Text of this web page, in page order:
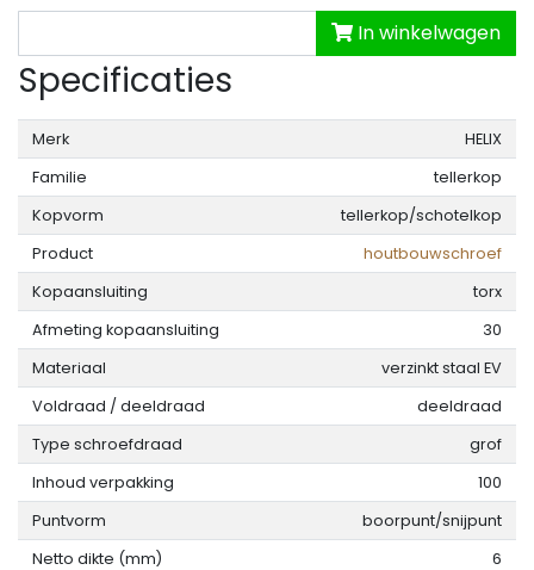
In winkelwagen
Specificaties
Merk
HELIX
Familie
tellerkop
Kopvorm
tellerkop/schotelkop
Product
houtbouwschroef
Kopaansluiting
torx
Afmeting kopaansluiting
30
Materiaal
verzinkt staal EV
Voldraad / deeldraad
deeldraad
Type schroefdraad
grof
Inhoud verpakking
100
Puntvorm
boorpunt/snijpunt
Netto dikte (mm)
6